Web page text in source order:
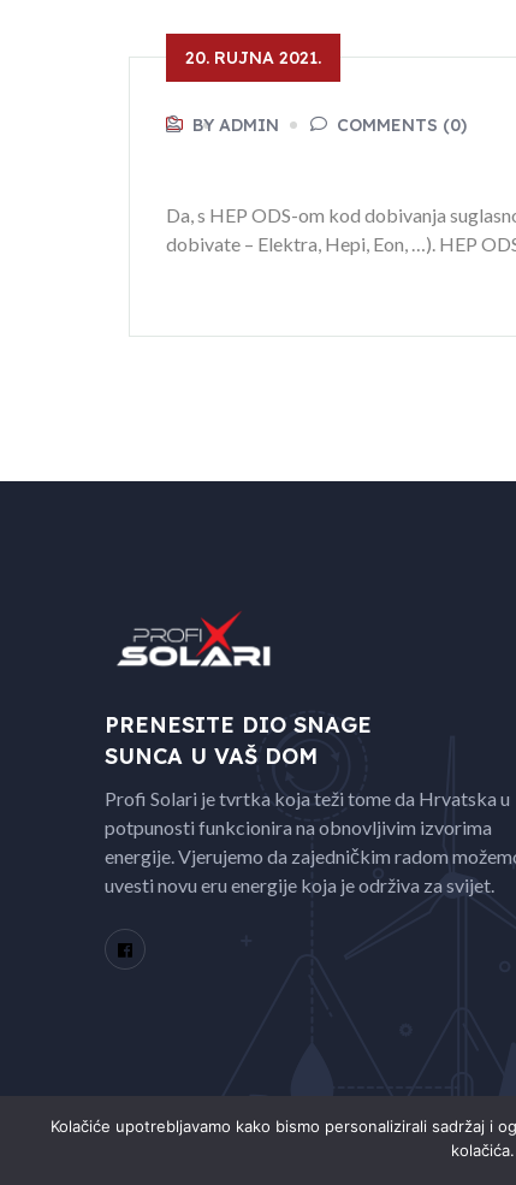
20. RUJNA 2021.
BY ADMIN COMMENTS (0)
Da, s HEP ODS-om kod dobivanja
dobivate – Elektra, Hepi, Eon, …). HEP
PRENESITE DIO SNAGE
SUNCA U VAŠ DOM
Profi Solari je tvrtka koja teži tome da Hrvatska u
potpunosti funkcionira na obnovljivim izvorima
energije. Vjerujemo da zajedničkim radom
uvesti novu eru energije koja je održiva za svijet.
. All Rights Reserved.
Kolačiće upotrebljavamo kako bismo personalizirali sadržaj i